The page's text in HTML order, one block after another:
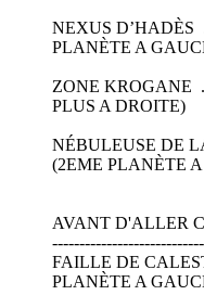
NEXUS
PLANÈTE A
ZONE
PLUS A DROITE)
NÉBULEUSE DE
(2EME PLANÈTE
AVANT D'ALLER
FAILLE DE
PLANÈTE A